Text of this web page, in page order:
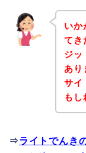
いか
てき
ジッ
あり
サイ
もし
⇒ライトでんき